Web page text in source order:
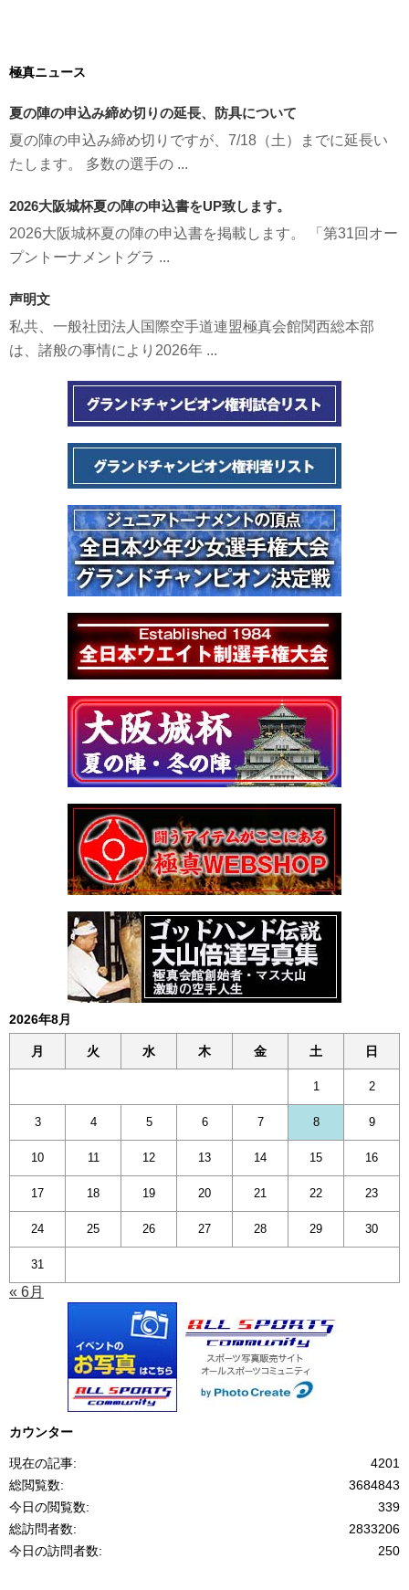
極真ニュース
夏の陣の申込み締め切りの延長、防具について
夏の陣の申込み締め切りですが、7/18（土）までに延長い
たします。 多数の選手の ...
2026大阪城杯夏の陣の申込書をUP致します。
2026大阪城杯夏の陣の申込書を掲載します。 「第31回オー
プントーナメントグラ ...
声明文
私共、一般社団法人国際空手道連盟極真会館関西総本部
は、諸般の事情により2026年 ...
2026年8月
月 火 水 木 金 土 日
1 2
3 4 5 6 7 8 9
10 11 12 13 14 15 16
17 18 19 20 21 22 23
24 25 26 27 28 29 30
31
« 6月
カウンター
4201
現在の記事:
3684843
総閲覧数:
339
今日の閲覧数:
2833206
総訪問者数:
250
今日の訪問者数: